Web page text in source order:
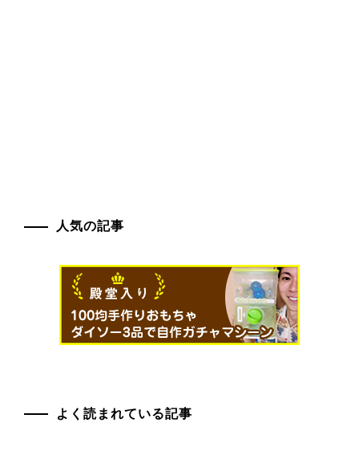
人気の記事
よく読まれている記事